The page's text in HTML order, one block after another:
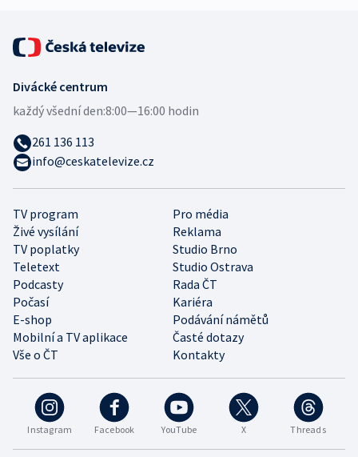
Instagram Facebook YouTube X Threads
TV program
Pro média
Živé vysílání
Reklama
TV poplatky
Studio Brno
Teletext
Studio Ostrava
Podcasty
Rada ČT
Počasí
Kariéra
E-shop
Podávání námětů
Mobilní a TV aplikace
Časté dotazy
Vše o ČT
Kontakty
Divácké centrum
každý všední den:8:00—16:00 hodin
261 136 113
info@ceskatelevize.cz